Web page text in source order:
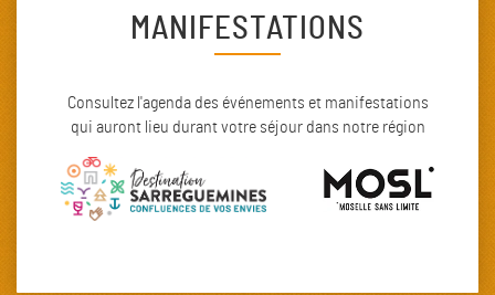
MANIFESTATIONS
Consultez l'agenda des événements et manifestations
qui auront lieu durant votre séjour dans notre région